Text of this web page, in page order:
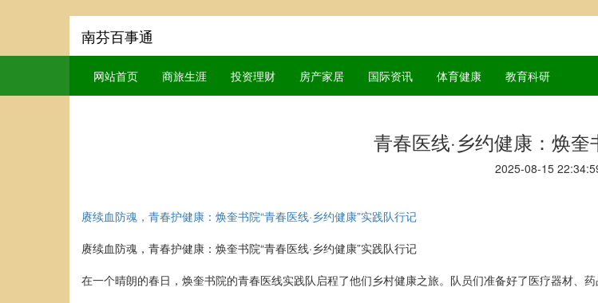
南芬百事通
网站首页 商旅生涯 投资理财 房产家居 国际资讯 体育健康 教育科研
青春医线·乡约健康：焕
2025-08-15
赓续血防魂，青春护健康：焕奎书院“青春医线·乡约健康”实践队行记
赓续血防魂，青春护健康：焕奎书院“青春医线·乡约健康”实践队行记
在一个晴朗的春日，焕奎书院的青春医线实践队启程了他们乡村健康之旅。队员们准备好了医疗器材、